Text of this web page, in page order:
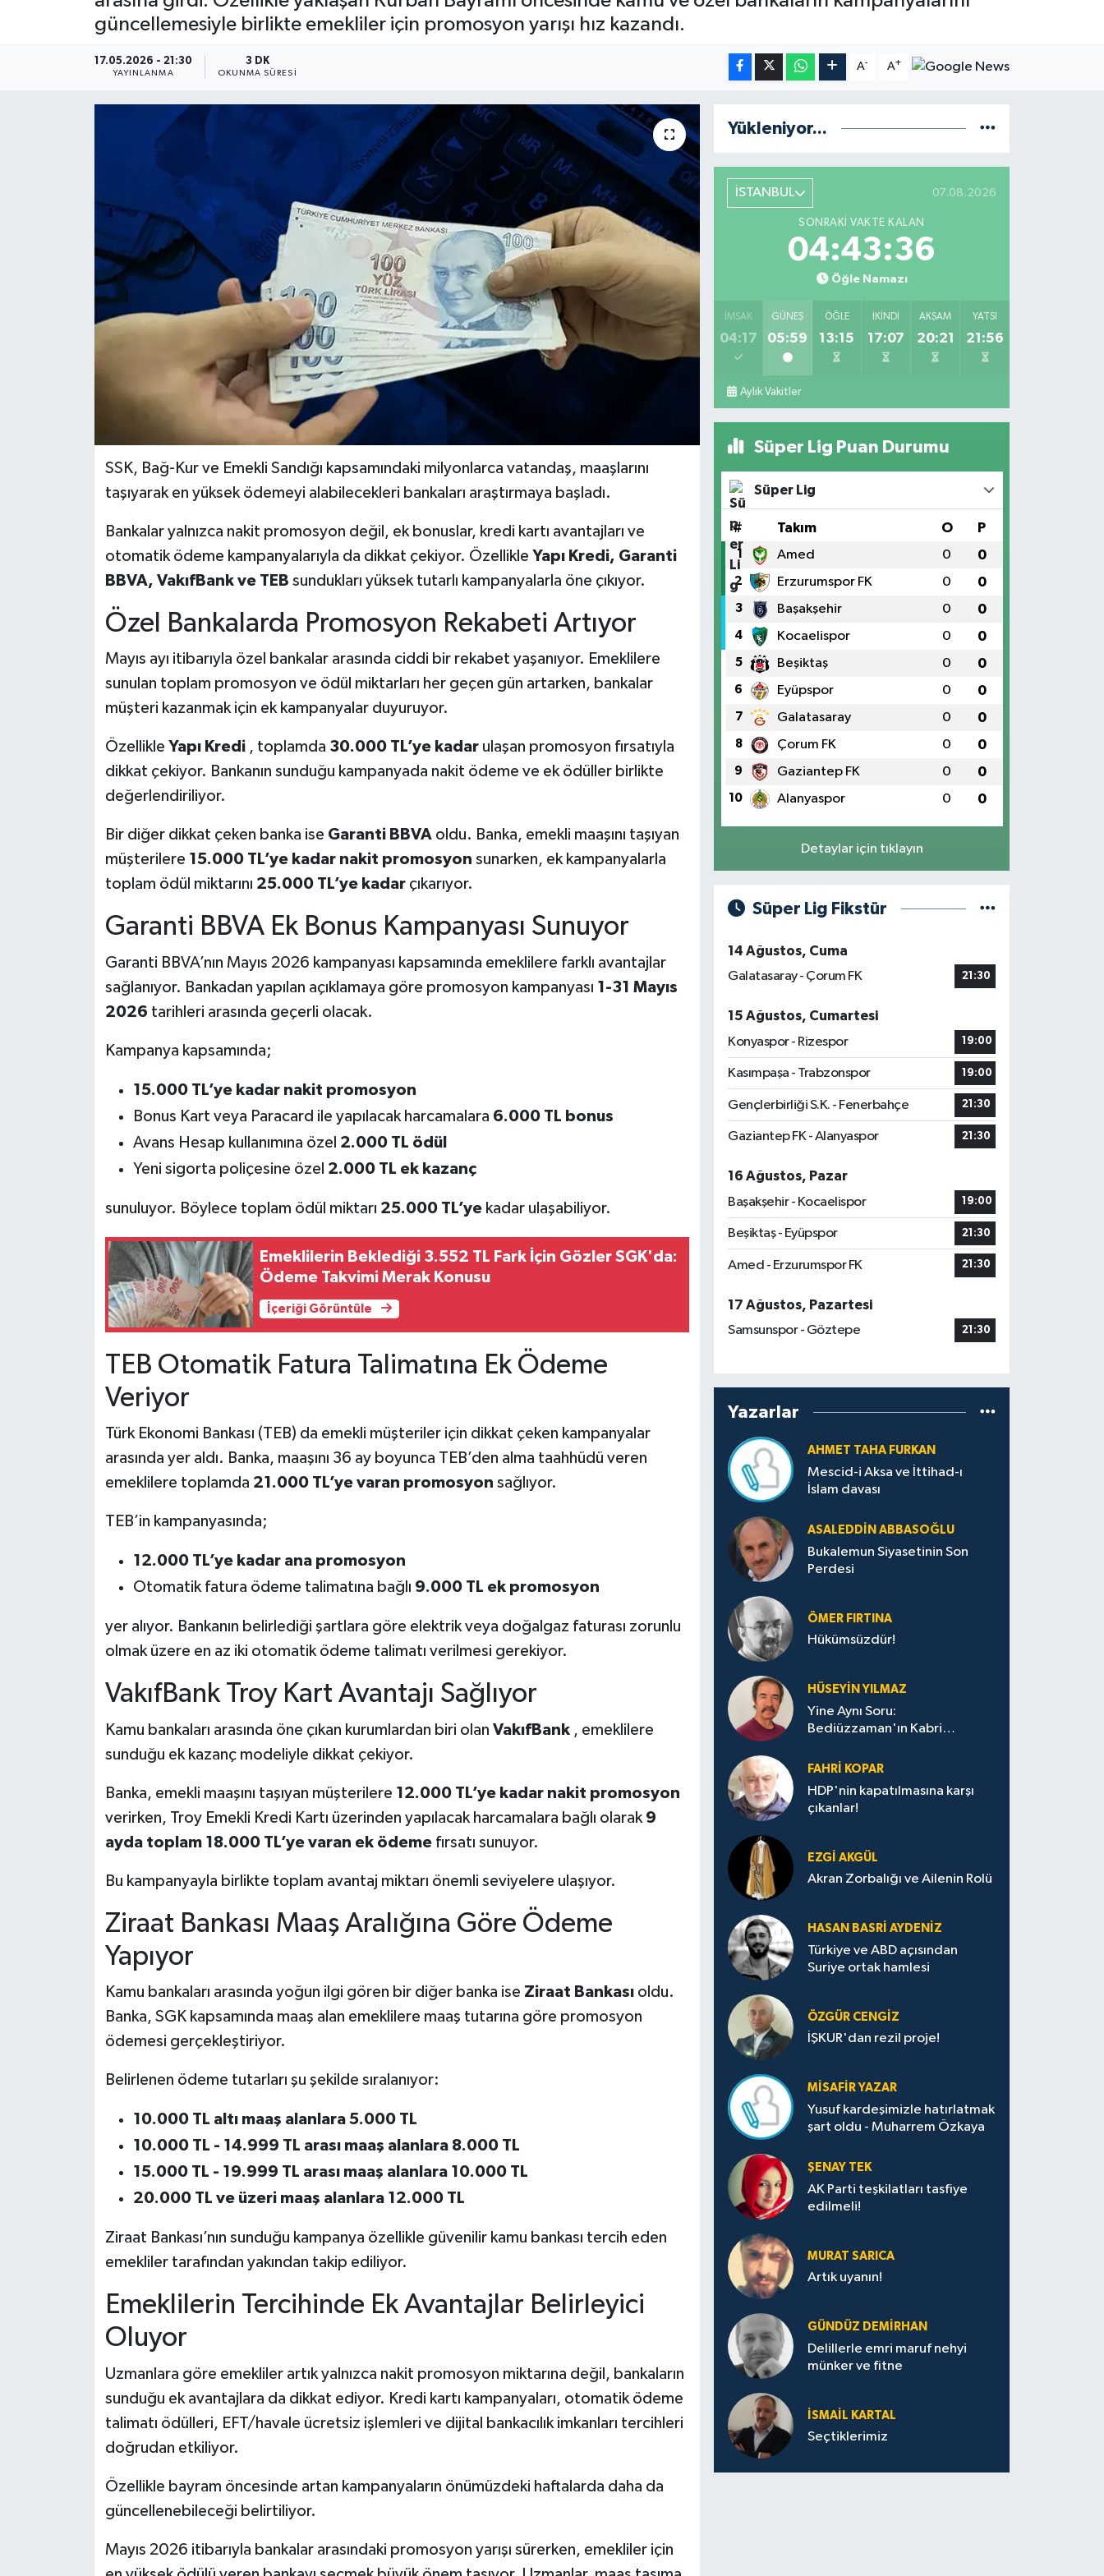
güncellemesiyle birlikte emekliler için promosyon yarışı hız kazandı.
17.05.2026 - 21:30
YAYINLANMA
3 DK
OKUNMA SÜRESI
A- A+
SSK, Bağ-Kur ve Emekli Sandığı kapsamındaki milyonlarca vatandaş, maaşlarını
taşıyarak en yüksek ödemeyi alabilecekleri bankaları araştırmaya başladı.
Bankalar yalnızca nakit promosyon değil, ek bonuslar, kredi kartı avantajları ve
otomatik ödeme kampanyalarıyla da dikkat çekiyor. Özellikle Yapı Kredi, Garanti
BBVA, VakıfBank ve TEB sundukları yüksek tutarlı kampanyalarla öne çıkıyor.
Özel Bankalarda Promosyon Rekabeti Artıyor
Mayıs ayı itibarıyla özel bankalar arasında ciddi bir rekabet yaşanıyor. Emeklilere
sunulan toplam promosyon ve ödül miktarları her geçen gün artarken, bankalar
müşteri kazanmak için ek kampanyalar duyuruyor.
Özellikle Yapı Kredi, toplamda 30.000 TL’ye kadarulaşan promosyon fırsatıyla
dikkat çekiyor. Bankanın sunduğu kampanyada nakit ödeme ve ek ödüller birlikte
değerlendiriliyor.
Bir diğer dikkat çeken banka ise Garanti BBVAoldu. Banka, emekli maaşını taşıyan
müşterilere 15.000 TL’ye kadar nakit promosyon sunarken, ek kampanyalarla
toplam ödül miktarını 25.000 TL’ye kadarçıkarıyor.
Garanti BBVA Ek Bonus Kampanyası Sunuyor
Garanti BBVA’nın Mayıs 2026 kampanyası kapsamında emeklilere farklı avantajlar
sağlanıyor. Bankadan yapılan açıklamaya göre promosyon kampanyası 1-31 Mayıs
2026 tarihleri arasında geçerli olacak.
Kampanya kapsamında;
15.000 TL’ye kadar nakit promosyon
Bonus Kart veya Paracard ile yapılacak harcamalara 6.000 TL bonus
Avans Hesap kullanımına özel 2.000 TL ödül
Yeni sigorta poliçesine özel 2.000 TL ek kazanç
sunuluyor. Böylece toplam ödül miktarı 25.000 TL’yekadar ulaşabiliyor.
Emeklilerin Beklediği 3.552 TL Fark İçin Gözler SGK'da:
Ödeme Takvimi Merak Konusu
İçeriği Görüntüle
TEB Otomatik Fatura Talimatına Ek Ödeme
Veriyor
Türk Ekonomi Bankası (TEB) da emekli müşteriler için dikkat çeken kampanyalar
arasında yer aldı. Banka, maaşını 36 ay boyunca TEB’den alma taahhüdü veren
emeklilere toplamda 21.000 TL’ye varan promosyon sağlıyor.
TEB’in kampanyasında;
12.000 TL’ye kadar ana promosyon
Otomatik fatura ödeme talimatına bağlı 9.000 TL ek promosyon
yer alıyor. Bankanın belirlediği şartlara göre elektrik veya doğalgaz faturası zorunlu
olmak üzere en az iki otomatik ödeme talimatı verilmesi gerekiyor.
VakıfBank Troy Kart Avantajı Sağlıyor
Kamu bankaları arasında öne çıkan kurumlardan biri olan VakıfBank, emeklilere
sunduğu ek kazanç modeliyle dikkat çekiyor.
Banka, emekli maaşını taşıyan müşterilere 12.000 TL’ye kadar nakit promosyon
verirken, Troy Emekli Kredi Kartı üzerinden yapılacak harcamalara bağlı olarak 9
ayda toplam 18.000 TL’ye varan ek ödemefırsatı sunuyor.
Bu kampanyayla birlikte toplam avantaj miktarı önemli seviyelere ulaşıyor.
Ziraat Bankası Maaş Aralığına Göre Ödeme
Yapıyor
Kamu bankaları arasında yoğun ilgi gören bir diğer banka ise Ziraat Bankasıoldu.
Banka, SGK kapsamında maaş alan emeklilere maaş tutarına göre promosyon
ödemesi gerçekleştiriyor.
Belirlenen ödeme tutarları şu şekilde sıralanıyor:
10.000 TL altı maaş alanlara 5.000 TL
10.000 TL - 14.999 TL arası maaş alanlara 8.000 TL
15.000 TL - 19.999 TL arası maaş alanlara 10.000 TL
20.000 TL ve üzeri maaş alanlara 12.000 TL
Ziraat Bankası’nın sunduğu kampanya özellikle güvenilir kamu bankası tercih eden
emekliler tarafından yakından takip ediliyor.
Emeklilerin Tercihinde Ek Avantajlar Belirleyici
Oluyor
Uzmanlara göre emekliler artık yalnızca nakit promosyon miktarına değil, bankaların
sunduğu ek avantajlara da dikkat ediyor. Kredi kartı kampanyaları, otomatik ödeme
talimatı ödülleri, EFT/havale ücretsiz işlemleri ve dijital bankacılık imkanları tercihleri
doğrudan etkiliyor.
Özellikle bayram öncesinde artan kampanyaların önümüzdeki haftalarda daha da
güncellenebileceği belirtiliyor.
Mayıs 2026 itibarıyla bankalar arasındaki promosyon yarışı sürerken, emekliler için
Yükleniyor...
İSTANBUL 07.08.2026
SONRAKI VAKTE KALAN
04:43:35
Öğle Namazı
İMSAK
04:17
GÜNEŞ
05:59
ÖĞLE
13:15
İKINDI
17:07
AKŞAM
20:21
YATSI
21:56
Aylık Vakitler
Süper Lig Puan Durumu
Süper Lig
# Takım O P
1 Amed 0 0
2 Erzurumspor FK 0 0
3 Başakşehir 0 0
4 Kocaelispor 0 0
5 Beşiktaş 0 0
6 Eyüpspor 0 0
7 Galatasaray 0 0
8 Çorum FK 0 0
9 Gaziantep FK 0 0
10 Alanyaspor 0 0
Detaylar için tıklayın
Süper Lig Fikstür
14 Ağustos, Cuma
Galatasaray - Çorum FK
21:30
15 Ağustos, Cumartesi
Konyaspor - Rizespor
19:00
Kasımpaşa - Trabzonspor 19:00
Gençlerbirliği S.K. - Fenerbahçe 21:30
Gaziantep FK - Alanyaspor 21:30
16 Ağustos, Pazar
Başakşehir - Kocaelispor
19:00
Beşiktaş - Eyüpspor 21:30
Amed - Erzurumspor FK 21:30
17 Ağustos, Pazartesi
Samsunspor - Göztepe
21:30
Yazarlar
AHMET TAHA FURKAN
Mescid-i Aksa ve İttihad-ı
İslam davası
ASALEDDIN ABBASOĞLU
Bukalemun Siyasetinin Son
Perdesi
ÖMER FIRTINA
Hükümsüzdür!
HÜSEYIN YILMAZ
Yine Aynı Soru:
Bediüzzaman'ın Kabri
FAHRI KOPAR
HDP'nin kapatılmasına karşı
çıkanlar!
EZGI AKGÜL
Akran Zorbalığı ve Ailenin Rolü
HASAN BASRI AYDENIZ
Türkiye ve ABD açısından
Suriye ortak hamlesi
ÖZGÜR CENGIZ
İŞKUR'dan rezil proje!
MISAFIR YAZAR
Yusuf kardeşimizle hatırlatmak
şart oldu - Muharrem Özkaya
ŞENAY TEK
AK Parti teşkilatları tasfiye
edilmeli!
MURAT SARICA
Artık uyanın!
GÜNDÜZ DEMIRHAN
Delillerle emri maruf nehyi
münker ve fitne
İSMAIL KARTAL
Seçtiklerimiz